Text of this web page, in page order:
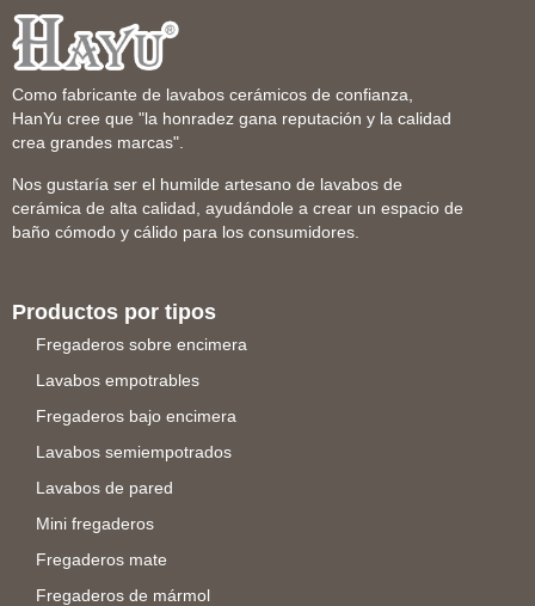
Como fabricante de lavabos cerámicos de confianza,
HanYu cree que "la honradez gana reputación y la calidad
crea grandes marcas".
Nos gustaría ser el humilde artesano de lavabos de
cerámica de alta calidad, ayudándole a crear un espacio de
baño cómodo y cálido para los consumidores.
Productos por tipos
Fregaderos sobre encimera
Lavabos empotrables
Fregaderos bajo encimera
Lavabos semiempotrados
Lavabos de pared
Mini fregaderos
Fregaderos mate
Fregaderos de mármol